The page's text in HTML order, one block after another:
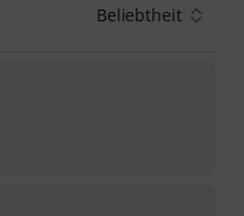
Beliebtheit